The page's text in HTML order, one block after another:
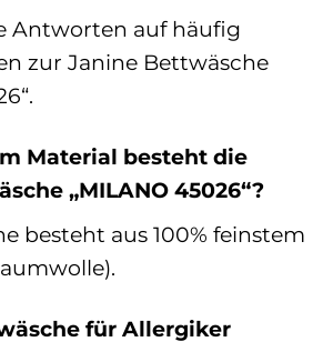
Antworten auf häufig
zur Janine Bettwäsche
Material besteht die
„MILANO 45026“?
besteht aus 100% feinstem
für Allergiker